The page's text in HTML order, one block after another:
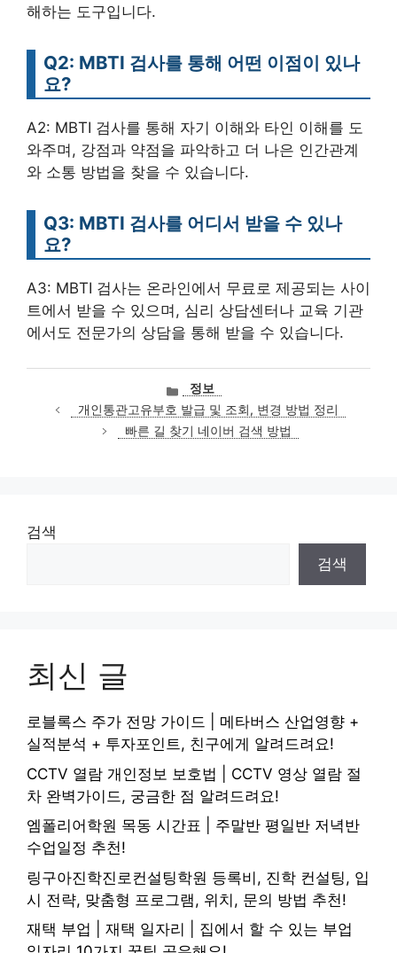
해하는 도구입니다.
Q2: MBTI 검사를 통해 어떤 이점이 있나
요?
A2: MBTI 검사를 통해 자기 이해와 타인 이해를 도
와주며, 강점과 약점을 파악하고 더 나은 인간관계
와 소통 방법을 찾을 수 있습니다.
Q3: MBTI 검사를 어디서 받을 수 있나
요?
A3: MBTI 검사는 온라인에서 무료로 제공되는 사이
트에서 받을 수 있으며, 심리 상담센터나 교육 기관
에서도 전문가의 상담을 통해 받을 수 있습니다.
카
테
고
리
정보
개인통관고유부호 발급 및 조회, 변경 방법 정리
빠른 길 찾기 네이버 검색 방법
검색
검색
최신 글
로블록스 주가 전망 가이드 | 메타버스 산업영향 +
실적분석 + 투자포인트, 친구에게 알려드려요!
CCTV 열람 개인정보 보호법 | CCTV 영상 열람 절
차 완벽가이드, 궁금한 점 알려드려요!
엠폴리어학원 목동 시간표 | 주말반 평일반 저녁반
수업일정 추천!
링구아진학진로컨설팅학원 등록비, 진학 컨설팅, 입
시 전략, 맞춤형 프로그램, 위치, 문의 방법 추천!
재택 부업 | 재택 일자리 | 집에서 할 수 있는 부업